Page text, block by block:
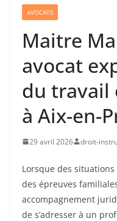
AVOCATS
Maitre
avocat
du travail
à Aix-en-
29 avril 2026 droit-
Lorsque des
des épreuves
accompagnement
de s’adresser à un